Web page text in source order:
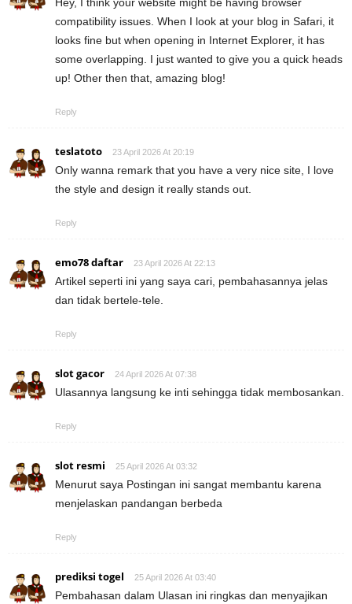
compatibility issues. When I look at your blog in Safari, it
looks fine but when opening in Internet Explorer, it has
some overlapping. I just wanted to give you a quick heads
up! Other then that, amazing blog!
Reply
teslatoto 23 April 2026 At 20:19
Only wanna remark that you have a very nice site, I love
the style and design it really stands out.
Reply
emo78 daftar 23 April 2026 At 22:13
Artikel seperti ini yang saya cari, pembahasannya jelas
dan tidak bertele-tele.
Reply
slot gacor 24 April 2026 At 07:38
Ulasannya langsung ke inti sehingga tidak membosankan.
Reply
slot resmi 25 April 2026 At 03:32
Menurut saya Postingan ini sangat membantu karena
menjelaskan pandangan berbeda
Reply
prediksi togel 25 April 2026 At 03:40
Pembahasan dalam Ulasan ini ringkas dan menyajikan